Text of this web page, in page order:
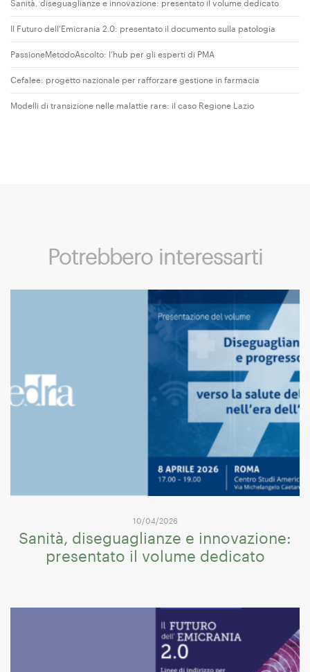
Sanità, diseguaglianze e innovazione: presentato il volume dedicato
Il Futuro dell’Emicrania 2.0: presentato il documento sulla patologia
PassioneMetodoAscolto: l’hub per gli esperti di PMA
Cefalee: progetto nazionale per rafforzare gestione in farmacia
Modelli di transizione nelle malattie rare: il caso Regione Lazio
Potrebbero interessarti
10/04/2026
Sanità, diseguaglianze e innovazione:
presentato il volume dedicato